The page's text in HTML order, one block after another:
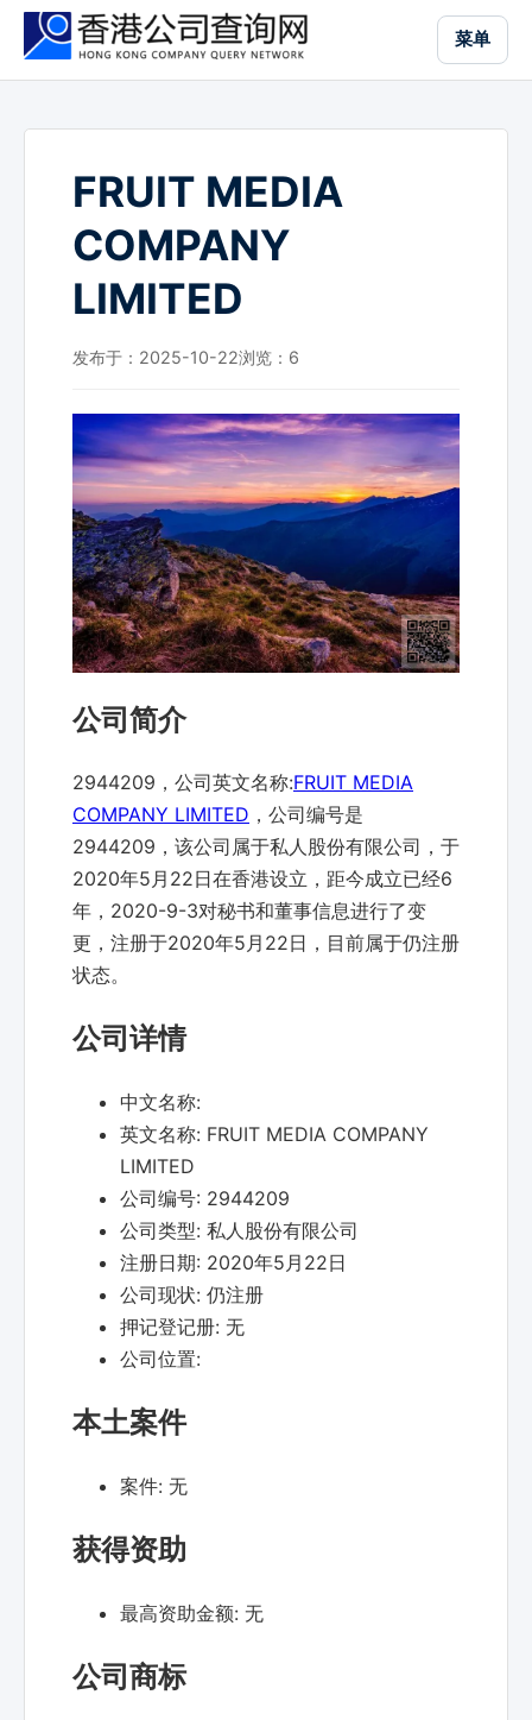
菜单
FRUIT MEDIA
COMPANY
LIMITED
发布于：2025-10-22浏览： 6
公司简介
2944209，公司英文名称:FRUIT MEDIA
COMPANY LIMITED ，公司编号是
2944209，该公司属于私人股份有限公司，于
2020年5月22日在香港设立，距今成立已经6
年，2020-9-3对秘书和董事信息进行了变
更，注册于2020年5月22日，目前属于仍注册
状态。
公司详情
中文名称:
英文名称: FRUIT MEDIA COMPANY
LIMITED
公司编号: 2944209
公司类型: 私人股份有限公司
注册日期: 2020年5月22日
公司现状: 仍注册
押记登记册: 无
公司位置:
本土案件
案件: 无
获得资助
最高资助金额: 无
公司商标